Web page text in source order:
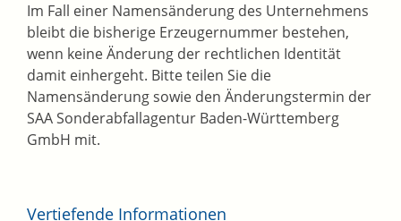
Im Fall einer Namensänderung des Unternehmens
bleibt die bisherige Erzeugernummer bestehen,
wenn keine Änderung der rechtlichen Identität
damit einhergeht. Bitte teilen Sie die
Namensänderung sowie den Änderungstermin der
SAA Sonderabfallagentur Baden-Württemberg
GmbH mit.
Vertiefende Informationen